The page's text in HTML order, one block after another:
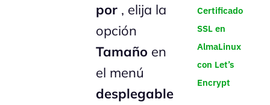
por , elija la
opción
Tamaño en
el menú
desplegable
Certificado
SSL en
AlmaLinux
con Let’s
Encrypt